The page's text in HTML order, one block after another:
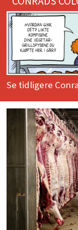
Se tidligere